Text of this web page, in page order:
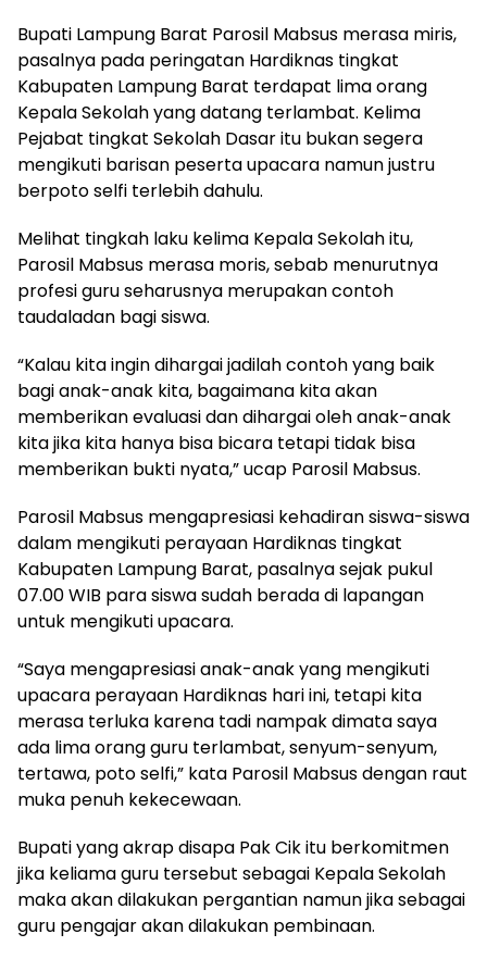
Bupati Lampung Barat Parosil Mabsus merasa miris,
pasalnya pada peringatan Hardiknas tingkat
Kabupaten Lampung Barat terdapat lima orang
Kepala Sekolah yang datang terlambat. Kelima
Pejabat tingkat Sekolah Dasar itu bukan segera
mengikuti barisan peserta upacara namun justru
berpoto selfi terlebih dahulu.
Melihat tingkah laku kelima Kepala Sekolah itu,
Parosil Mabsus merasa moris, sebab menurutnya
profesi guru seharusnya merupakan contoh
taudaladan bagi siswa.
“Kalau kita ingin dihargai jadilah contoh yang baik
bagi anak-anak kita, bagaimana kita akan
memberikan evaluasi dan dihargai oleh anak-anak
kita jika kita hanya bisa bicara tetapi tidak bisa
memberikan bukti nyata,” ucap Parosil Mabsus.
Parosil Mabsus mengapresiasi kehadiran siswa-siswa
dalam mengikuti perayaan Hardiknas tingkat
Kabupaten Lampung Barat, pasalnya sejak pukul
07.00 WIB para siswa sudah berada di lapangan
untuk mengikuti upacara.
“Saya mengapresiasi anak-anak yang mengikuti
upacara perayaan Hardiknas hari ini, tetapi kita
merasa terluka karena tadi nampak dimata saya
ada lima orang guru terlambat, senyum-senyum,
tertawa, poto selfi,” kata Parosil Mabsus dengan raut
muka penuh kekecewaan.
Bupati yang akrap disapa Pak Cik itu berkomitmen
jika keliama guru tersebut sebagai Kepala Sekolah
maka akan dilakukan pergantian namun jika sebagai
guru pengajar akan dilakukan pembinaan.